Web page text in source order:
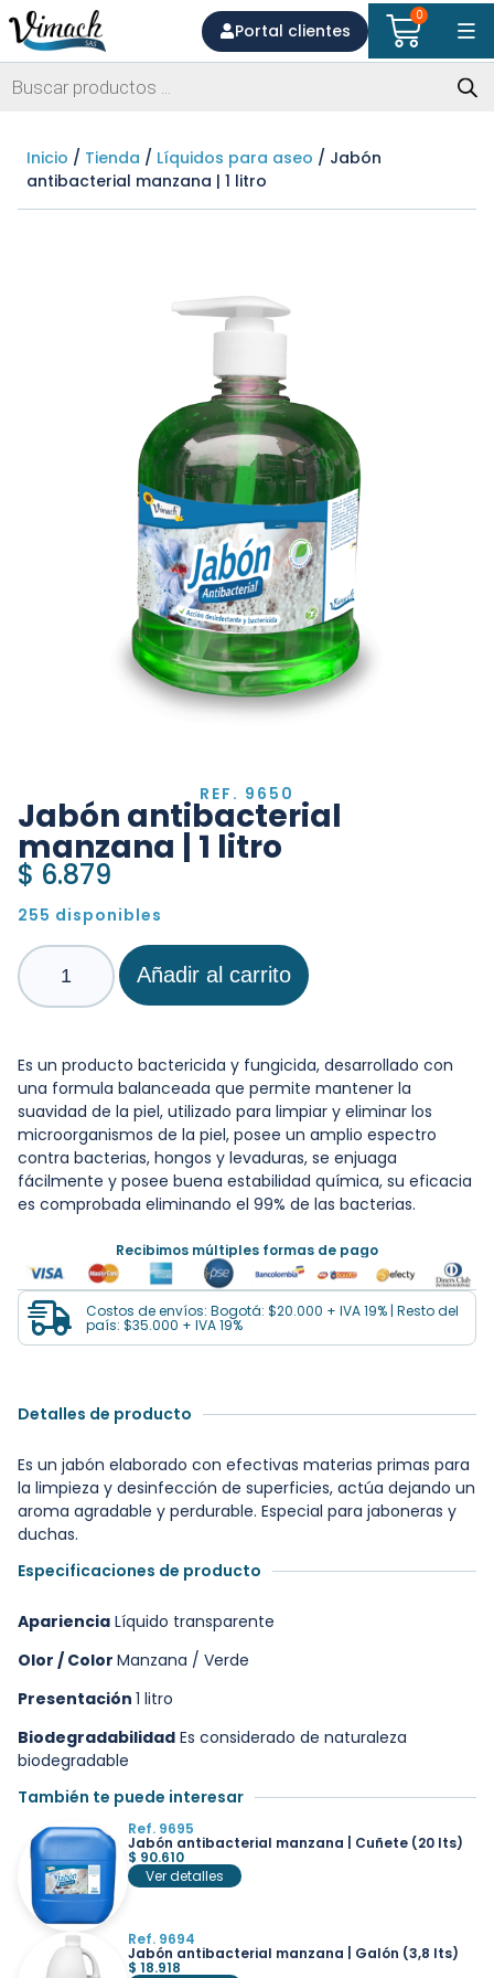
Portal clientes
0
Inicio / Tienda / Líquidos para aseo / Jabón
antibacterial manzana | 1 litro
REF. 9650
Jabón antibacterial
manzana | 1 litro
$ 6.879
255 disponibles
Añadir al carrito
Es un producto bactericida y fungicida, desarrollado con
una formula balanceada que permite mantener la
suavidad de la piel, utilizado para limpiar y eliminar los
microorganismos de la piel, posee un amplio espectro
contra bacterias, hongos y levaduras, se enjuaga
fácilmente y posee buena estabilidad química, su eficacia
es comprobada eliminando el 99% de las bacterias.
Recibimos múltiples formas de pago
Costos de envíos: Bogotá: $20.000 + IVA 19% | Resto del
país: $35.000 + IVA 19%
Detalles de producto
Es un jabón elaborado con efectivas materias primas para
la limpieza y desinfección de superficies, actúa dejando un
aroma agradable y perdurable. Especial para jaboneras y
duchas.
Especificaciones de producto
Apariencia Líquido transparente
Olor / Color Manzana / Verde
Presentación 1 litro
Biodegradabilidad Es considerado de naturaleza
biodegradable
También te puede interesar
Ref. 9695
Jabón antibacterial manzana | Cuñete (20 lts)
$ 90.610
Ver detalles
Ref. 9694
Jabón antibacterial manzana | Galón (3,8 lts)
$ 18.918